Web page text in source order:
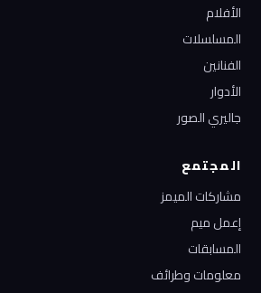
الأفلام
المسلسلات
الفنانين
الأدوار
جاليري الصور
المجتمع
مشاركات الميمز
إعمل ميم
المسابقات
معلومات وطرائف